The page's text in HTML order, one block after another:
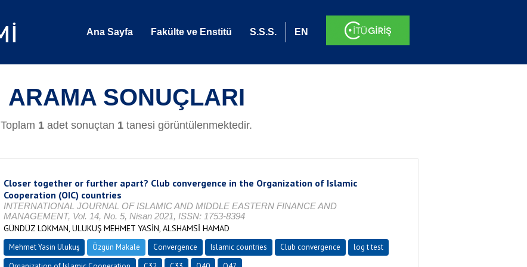
Ana Sayfa Fakülte ve Enstitü S.S.S. EN
ARAMA SONUÇLARI
Toplam 1 adet sonuçtan 1 tanesi görüntülenmektedir.
Closer together or further apart? Club convergence in the Organization of Islamic
Cooperation (OIC) countries
INTERNATIONAL JOURNAL OF ISLAMIC AND MIDDLE EASTERN FINANCE AND
MANAGEMENT, Vol. 14, No. 5, Nisan 2021, ISSN: 1753-8394
GÜNDÜZ LOKMAN, ULUKUŞ MEHMET YASİN, ALSHAMSİ HAMAD
Mehmet Yasin Ulukuş Özgün Makale Convergence Islamic countries Club convergence
log t test